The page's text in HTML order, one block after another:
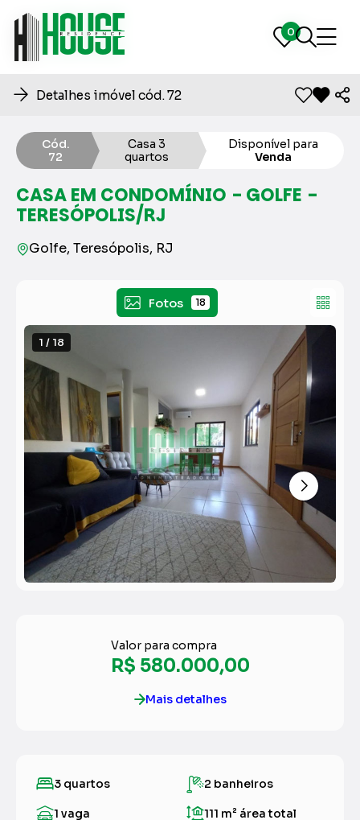
0
0
Detalhes imóvel cód. 72
Cód.
72
Casa 3
quartos
Disponível para
Venda
CASA EM CONDOMÍNIO - GOLFE -
TERESÓPOLIS/RJ
Golfe, Teresópolis, RJ
Fotos 18
1 / 18
Valor para compra
R$ 580.000,00
Mais detalhes
3 quartos 2 banheiros
1 vaga 111 m² área total